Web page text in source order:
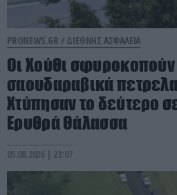
PRONEWS.GR / ΔΙΕΘΝΗΣ ΑΣΦΑΛΕΙΑ
Οι Χούθι σφυροκοπούν
σαουδαραβικά
Χτύπησαν το δεύτερο
Ερυθρά Θάλασσα
05.08.2026 | 23:07